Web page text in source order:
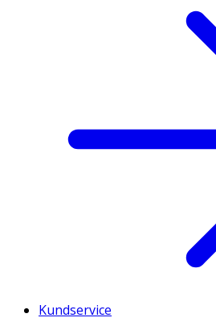
Kundservice